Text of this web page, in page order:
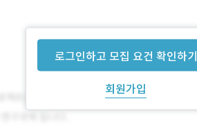
로그인하고 모집 요건 확인하기
회원가입